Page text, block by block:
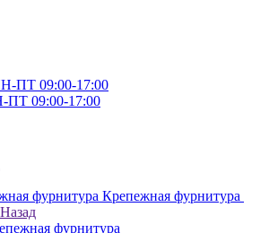
ПТ 09:00-17:00
ПТ 09:00-17:00
Крепежная фурнитура
Назад
фурнитура